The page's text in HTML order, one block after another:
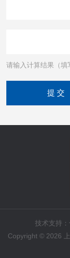
请输入计算结果（
技术支持：
Copyright © 2026